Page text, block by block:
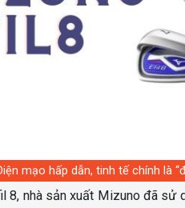
mạo hấp dẫn, tinh tế chính là
8, nhà sản xuất Mizuno đã sử